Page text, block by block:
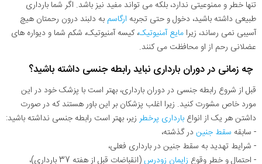
تنها خطر و ممنوعیتی ندارد، بلکه می تواند مفید نیز باشد. اگر شما بارداری
طبیعی داشته باشید، دخول و حتی تجربه ارگاسم به دلبند درون رحمتان هیچ
آسیبی نمی رساند، زیرامایع آمنیوتیک، کیسه آمنیوتیک، شکم شما و دیواره های
عضلانی رحم از او محافظت می کنند.
چه زمانی در دوران بارداری نباید رابطه جنسی داشته باشید؟
قبل از شروع رابطه جنسی در دوران بارداری، بهتر است با پزشک خود در این
مورد خاص مشورت کنید. زیرا اغلب پزشکان بر این باور هستند که در صورت
داشتن هر یک از انواع بارداری پرخطر زیر، بهتر است رابطه جنسی نداشته باشید:
- سابقه سقط جنین در گذشته،
- شرایط تهدید به سقط جنین در بارداری فعلی،
- احتمال و خطر وقوع زایمان زودرس(انقباضات قبل از هفته 37 بارداری)،